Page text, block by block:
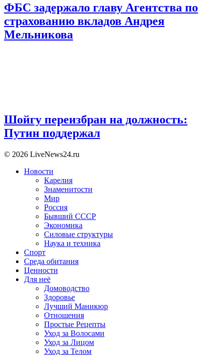
ФБС задержало главу Агентства по
страхованию вкладов Андрея
Мельникова
Шойгу переизбран на должность:
Путин поддержал
© 2026 LiveNews24.ru
Новости
Карелия
Знаменитости
Мир
Россия
Бывший СССР
Экономика
Силовые структуры
Наука и техника
Спорт
Среда обитания
Ценности
Для неё
Домоводство
Здоровье
Лучший Маникюр
Отношения
Простые Рецепты
Уход за Волосами
Уход за Лицом
Уход за Телом